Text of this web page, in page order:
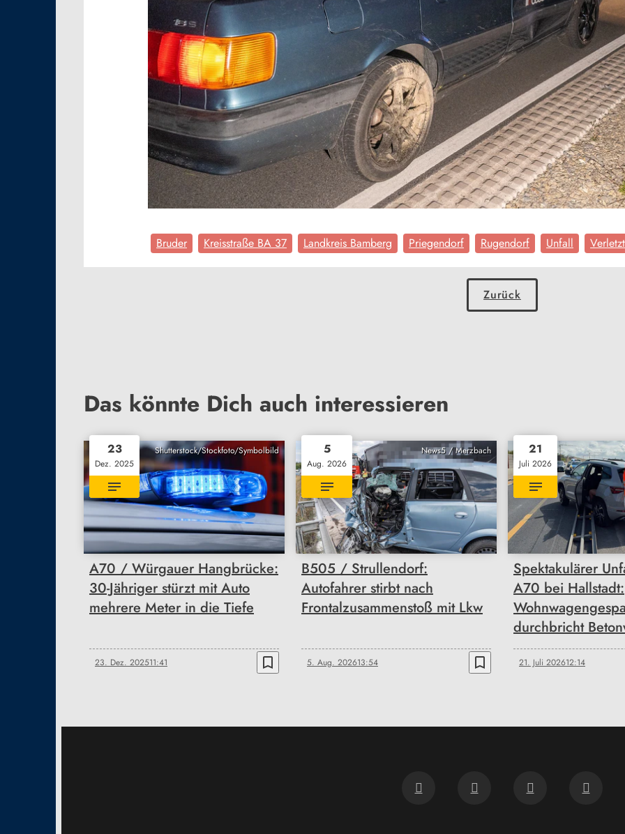
Bruder Kreisstraße BA 37 Landkreis Bamberg Priegendorf Rugendorf Unfall
Zurück
Das könnte Dich auch interessieren
Shutterstock/Stockfoto/Symbolbild
23
Dez. 2025
A70 / Würgauer Hangbrücke:
30-Jähriger stürzt mit Auto
mehrere Meter in die Tiefe
23. Dez. 202511:41 bookmark_border
News5 / Merzbach
5
Aug. 2026
B505 / Strullendorf:
Autofahrer stirbt nach
Frontalzusammenstoß mit Lkw
5. Aug. 202613:54 bookmark_border
21
Juli 2026
Spektakulärer
A70 bei Hallstadt:
durchbricht
21. Juli 202612:14